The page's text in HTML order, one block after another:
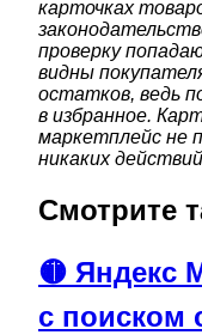
карточках
проверку
видны
остатков, ведь
в избранное.
маркетплейс не
никаких
Смотрите
🟡 Яндекс
с поиском